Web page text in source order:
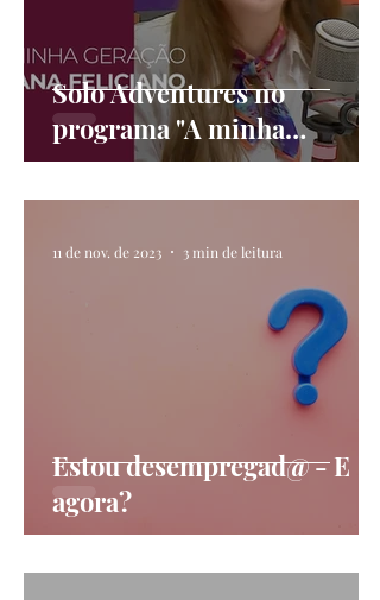
Solo Adventures no
programa "A minha
geração"
Estou desempregad@ - E
agora?
11 de nov. de 2023 3 min de leitura